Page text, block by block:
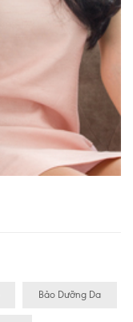
Bảo Dưỡng Da